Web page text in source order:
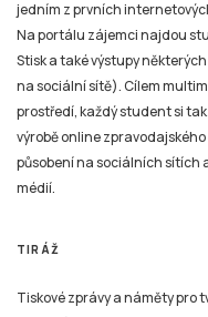
jedním z prvních
Na portálu zájemci najdou
Stisk a také výstupy
na sociální sítě). Cílem
prostředí, každý student si
výrobě online
působení na sociálních sítích
médií.
TIRÁŽ
Tiskové zprávy a náměty